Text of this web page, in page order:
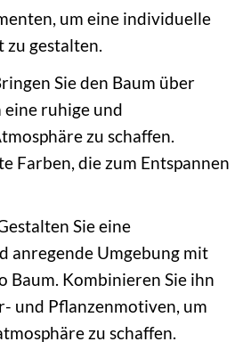
um eine individuelle
zu gestalten.
Sie den Baum über
eine ruhige und
zu schaffen.
Farben, die zum Entspannen
Sie eine
anregende Umgebung mit
Baum. Kombinieren Sie ihn
und Pflanzenmotiven, um
zu schaffen.